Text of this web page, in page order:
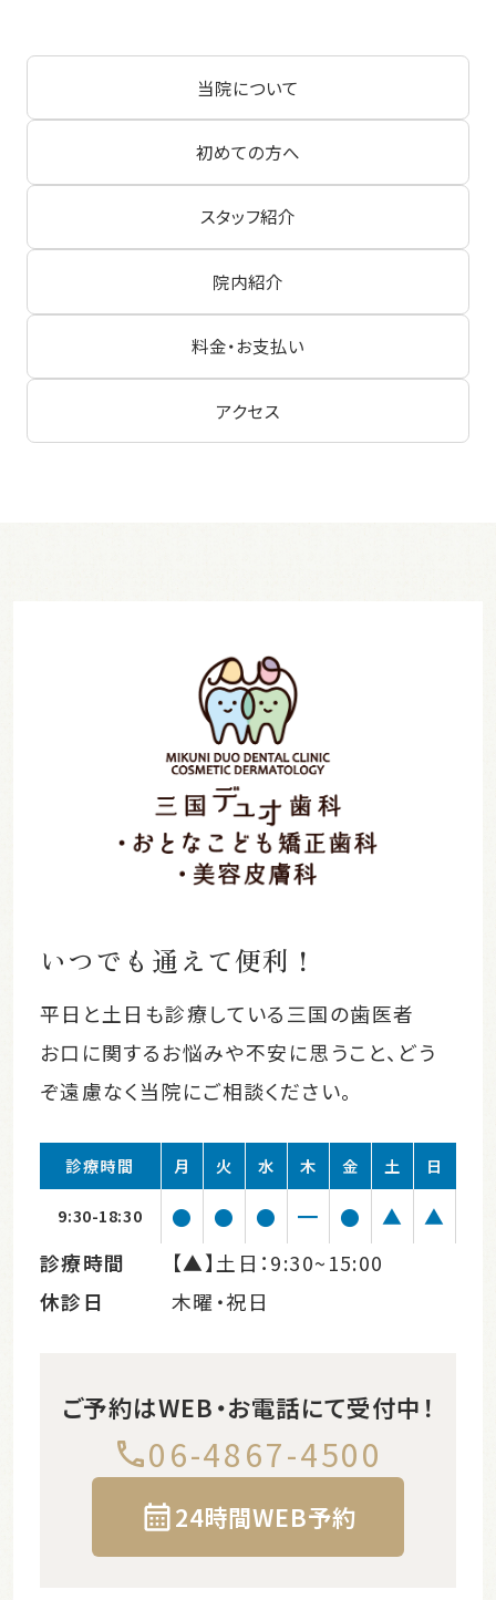
当院について
初めての方へ
スタッフ紹介
院内紹介
料金・お支払い
アクセス
いつでも通えて便利！
平日と土日も診療している三国の歯医者
お口に関するお悩みや不安に思うこと、どう
ぞ遠慮なく当院にご相談ください。
診療時間 月 火 水 木 金 土 日
9:30-18:30 ● ● ● ━ ● ▲
▲
診療時間
【▲】土日：9:30~15:00
休診日
木曜・祝日
ご予約はWEB・お電話にて受付中！
06-4867-4500
24時間WEB予約